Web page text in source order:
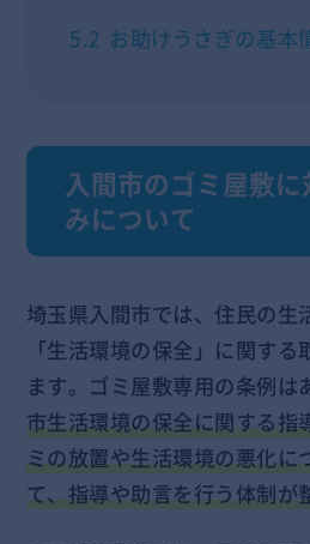
5.2 お助けうさぎの基本
入間市のゴミ屋敷
みについて
埼玉県入間市では、住民の生
「生活環境の保全」に関す
ます。ゴミ屋敷専用の条例は
市生活環境の保全に関する指
ミの放置や生活環境の悪化に
て、指導や助言を行う体制が